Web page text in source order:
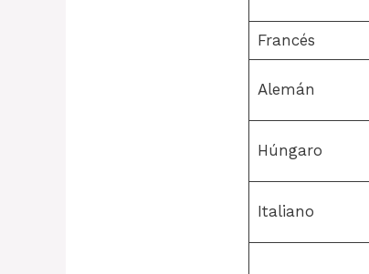
Francés
Alemán
Húngaro
Italiano